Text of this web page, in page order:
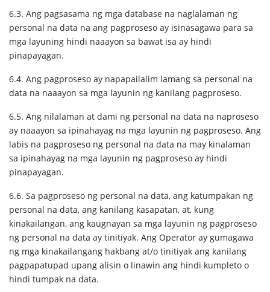
6.3. Ang pagsasama ng mga database na naglalaman ng
personal na data na ang pagproseso ay isinasagawa para sa
mga layuning hindi naaayon sa bawat isa ay hindi
pinapayagan.
6.4. Ang pagproseso ay napapailalim lamang sa personal na
data na naaayon sa mga layunin ng kanilang pagproseso.
6.5. Ang nilalaman at dami ng personal na data na naproseso
ay naaayon sa ipinahayag na mga layunin ng pagproseso. Ang
labis na pagproseso ng personal na data na may kinalaman
sa ipinahayag na mga layunin ng pagproseso ay hindi
pinapayagan.
6.6. Sa pagproseso ng personal na data, ang katumpakan ng
personal na data, ang kanilang kasapatan, at, kung
kinakailangan, ang kaugnayan sa mga layunin ng pagproseso
ng personal na data ay tinitiyak. Ang Operator ay gumagawa
ng mga kinakailangang hakbang at/o tinitiyak ang kanilang
pagpapatupad upang alisin o linawin ang hindi kumpleto o
hindi tumpak na data.